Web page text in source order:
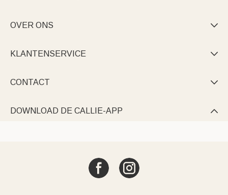
OVER ONS 
KLANTENSERVICE 
CONTACT 
DOWNLOAD DE CALLIE-APP 